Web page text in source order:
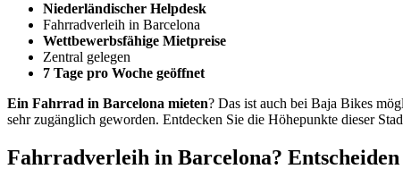
Niederländischer Helpdesk
Fahrradverleih in Barcelona
Wettbewerbsfähige Mietpreise
Zentral gelegen
7 Tage pro Woche geöffnet
Ein Fahrrad in Barcelona mieten? Das ist auch bei Baja Bikes
sehr zugänglich geworden. Entdecken Sie die Höhepunkte dieser
Fahrradverleih in Barcelona? Entscheiden